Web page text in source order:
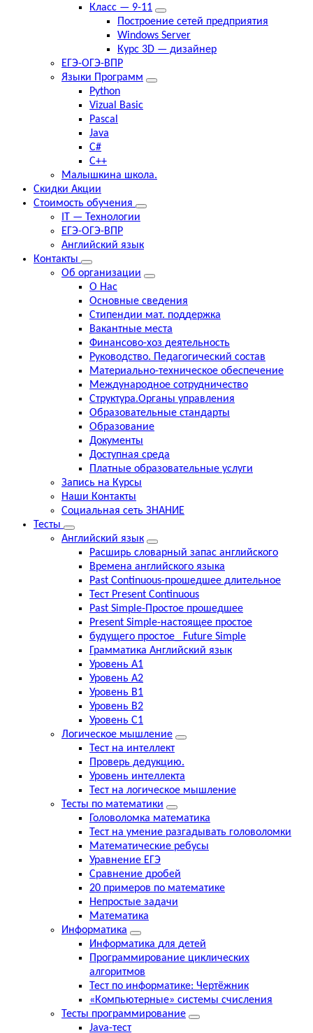
Класс — 9-11
Построение сетей предприятия
Windows Server
Курс 3D — дизайнер
ЕГЭ-ОГЭ-ВПР
Языки Программ
Python
Vizual Basic
Pascal
Java
C#
C++
Малышкина школа.
Скидки Акции
Стоимость обучения
IT — Технологии
ЕГЭ-ОГЭ-ВПР
Английский язык
Контакты
Об организации
О Нас
Основные сведения
Стипендии мат. поддержка
Вакантные места
Финансово-хоз деятельность
Руководство. Педагогический состав
Материально-техническое обеспечение
Международное сотрудничество
Структура.Органы управления
Образовательные стандарты
Образование
Документы
Доступная среда
Платные образовательные услуги
Запись на Курсы
Наши Контакты
Социальная сеть ЗНАНИЕ
Тесты
Английский язык
Расширь словарный запас английского
Времена английского языка
Past Continuous-прошедшее длительное
Тест Present Continuous
Past Simple-Простое прошедшее
Present Simple-настоящее простое
будущего простое_ Future Simple
Грамматика Английский язык
Уровень А1
Уровень А2
Уровень В1
Уровень В2
Уровень С1
Логическое мышление
Тест на интеллект
Проверь дедукцию.
Уровень интеллекта
Тест на логическое мышление
Тесты по математики
Головоломка математика
Тест на умение разгадывать головоломки
Математические ребусы
Уравнение ЕГЭ
Сравнение дробей
20 примеров по математике
Непростые задачи
Математика
Информатика
Информатика для детей
Программирование циклических
алгоритмов
Тест по информатике: Чертёжник
«Компьютерные» системы счисления
Тесты программирование
Java-тест